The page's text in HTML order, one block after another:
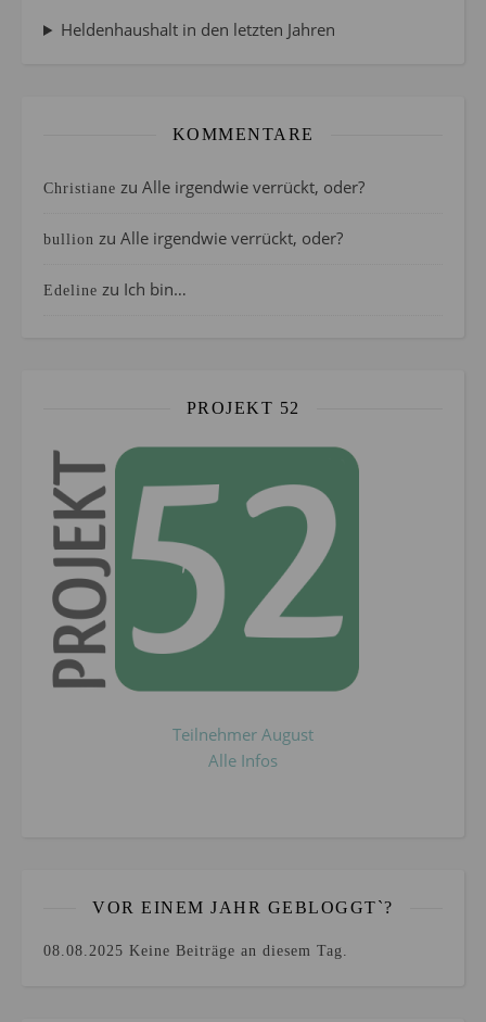
Heldenhaushalt in den letzten Jahren
KOMMENTARE
Christiane zu Alle irgendwie verrückt, oder?
bullion zu Alle irgendwie verrückt, oder?
Edeline zu Ich bin…
PROJEKT 52
Teilnehmer August
Alle Infos
VOR EINEM JAHR GEBLOGGT`?
08.08.2025 Keine Beiträge an diesem Tag.